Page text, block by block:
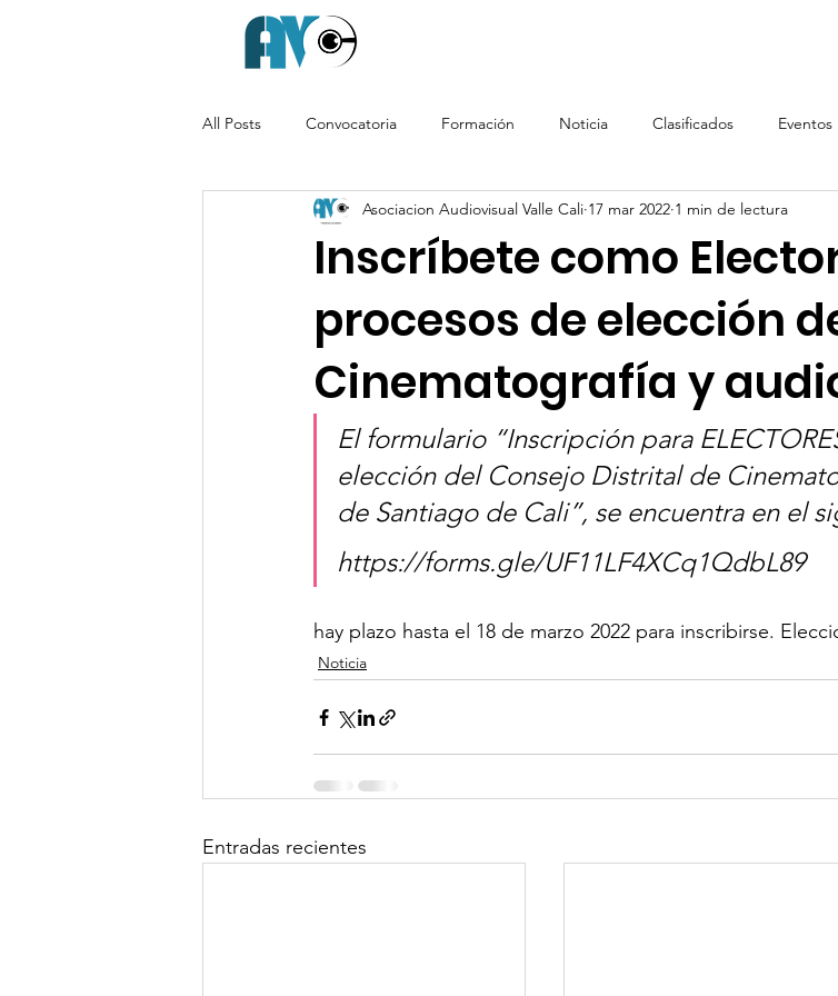
All Posts Convocatoria Formación Noticia Clasificados Eventos
Inscríbete como
procesos de elección
Cinematografía y
Asociacion Audiovisual Valle Cali 17 mar 2022 1 min de lectura
El formulario “Inscripción para
elección del Consejo Distrital de
de Santiago de Cali”, se encuentra en el
https://forms.gle/UF11LF4XCq1QdbL89
hay plazo hasta el 18 de marzo 2022 para inscribirse.
Noticia
Entradas recientes